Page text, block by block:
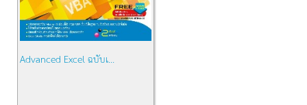
Advanced Excel ฉบับเ...